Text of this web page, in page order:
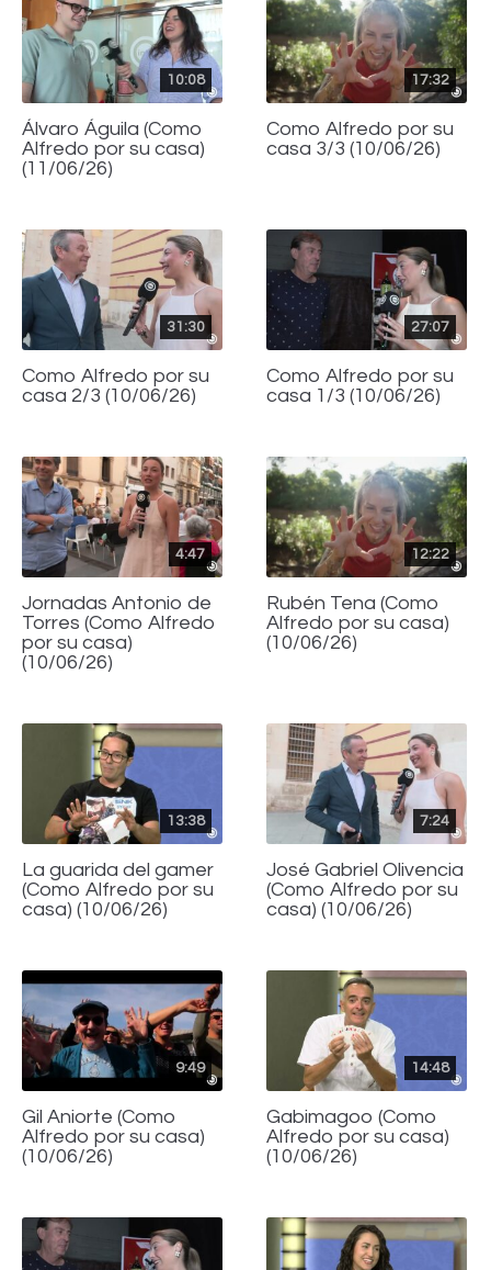
10:08
Álvaro Águila (Como
Alfredo por su casa)
(11/06/26)
17:32
Como Alfredo por su
casa 3/3 (10/06/26)
31:30
Como Alfredo por su
casa 2/3 (10/06/26)
27:07
Como Alfredo por su
casa 1/3 (10/06/26)
4:47
Jornadas Antonio de
Torres (Como Alfredo
por su casa)
(10/06/26)
12:22
Rubén Tena (Como
Alfredo por su casa)
(10/06/26)
13:38
La guarida del gamer
(Como Alfredo por su
casa) (10/06/26)
7:24
José Gabriel Olivencia
(Como Alfredo por su
casa) (10/06/26)
9:49
Gil Aniorte (Como
Alfredo por su casa)
(10/06/26)
14:48
Gabimagoo (Como
Alfredo por su casa)
(10/06/26)